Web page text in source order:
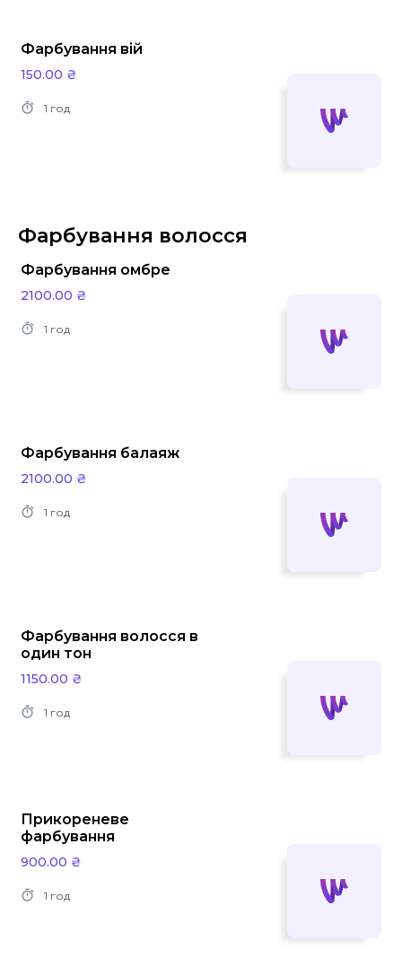
Фарбування вій
150.00 ₴
1 год
Фарбування волосся
Фарбування омбре
2100.00 ₴
1 год
Фарбування балаяж
2100.00 ₴
1 год
Фарбування волосся в
один тон
1150.00 ₴
1 год
Прикореневе
фарбування
900.00 ₴
1 год